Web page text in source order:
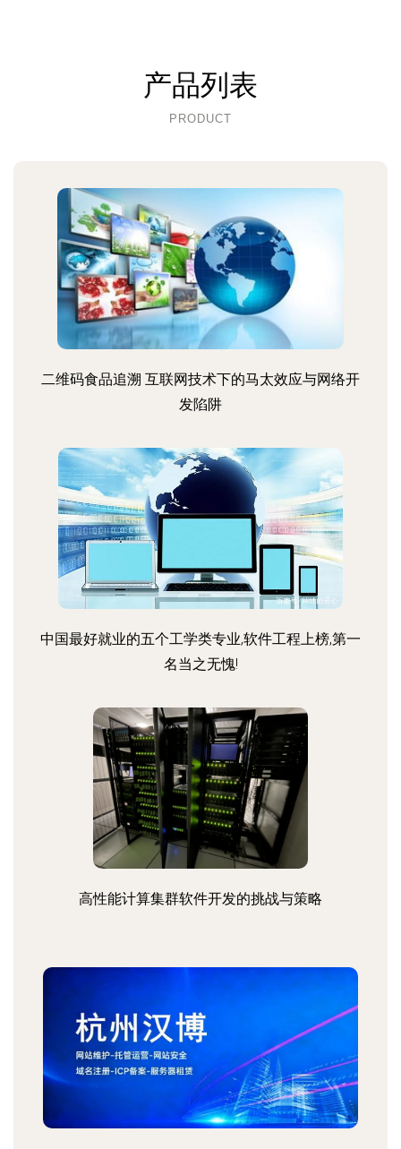
产品列表
PRODUCT
二维码食品追溯 互联网技术下的马太效应与网络开
发陷阱
中国最好就业的五个工学类专业,软件工程上榜,第一
名当之无愧!
高性能计算集群软件开发的挑战与策略